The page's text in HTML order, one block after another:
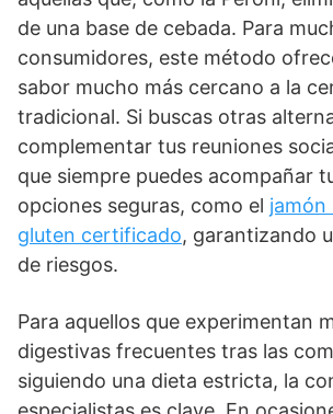
de una base de cebada. Para
consumidores, este método
sabor mucho más cercano a la
tradicional. Si buscas otras
complementar tus reuniones
que siempre puedes acompañar
opciones seguras, como el jamón
gluten certificado, garantizando
de riesgos.
Para aquellos que experimentan
digestivas frecuentes tras las
siguiendo una dieta estricta, la